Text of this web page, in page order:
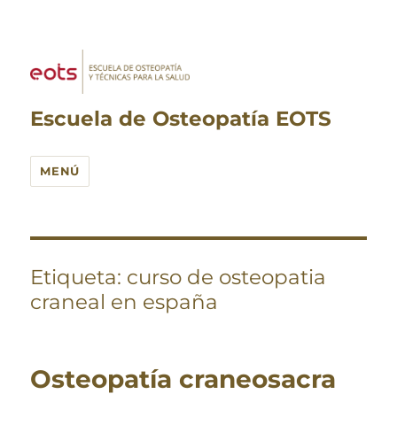
Escuela de Osteopatía EOTS
MENÚ
Etiqueta: curso de osteopatia
craneal en españa
Osteopatía craneosacra